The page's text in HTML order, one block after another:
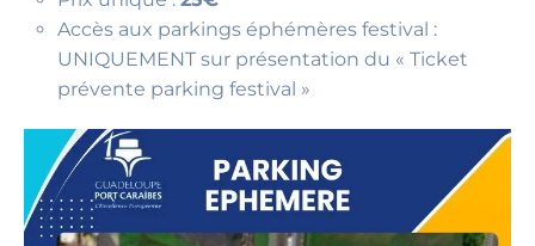
Accès aux parkings éphémères festival :
UNIQUEMENT sur présentation du « Ticket
prévente parking festival »